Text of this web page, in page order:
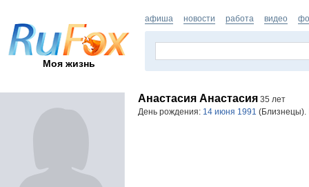
Моя жизнь
афиша новости работа видео
Анастасия Анастасия 35 лет
День рождения: 14 июня 1991 (Близнецы).